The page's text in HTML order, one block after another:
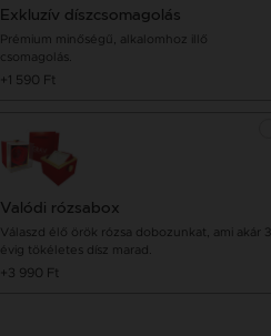
Exkluzív díszcsomagolás
Prémium minőségű, alkalomhoz illő
csomagolás.
+1 590 Ft
Valódi rózsabox
Válaszd élő örök rózsa dobozunkat, ami akár 3
évig tökéletes dísz marad.
+3 990 Ft